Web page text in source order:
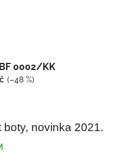
0002/KK
(–48 %)
novinka 2021.